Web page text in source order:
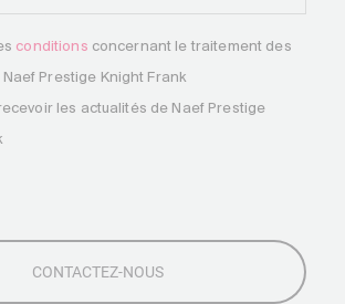
conditions concernant le traitement des
Prestige Knight Frank
les actualités de Naef Prestige